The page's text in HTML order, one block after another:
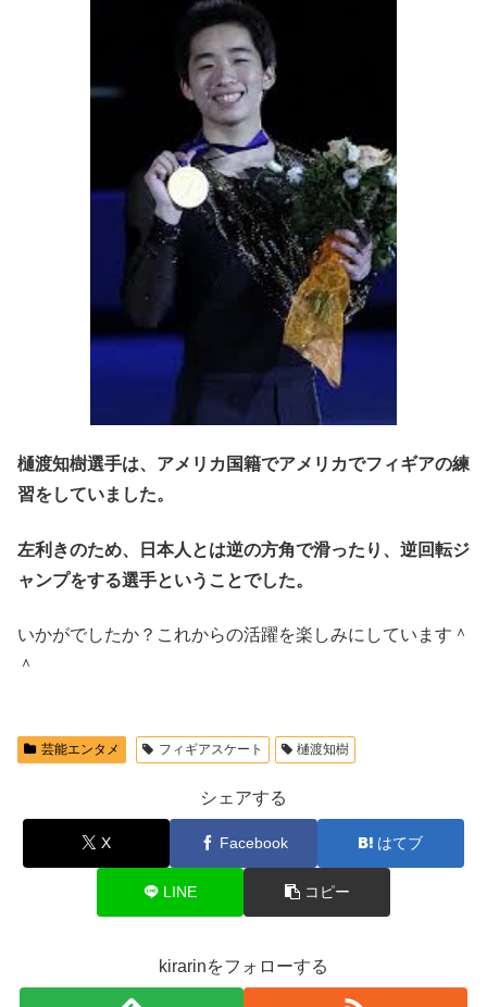
樋渡知樹選手は、アメリカ国籍でアメリカでフィギアの練
習をしていました。
左利きのため、日本人とは逆の方角で滑ったり、逆回転ジ
ャンプをする選手ということでした。
いかがでしたか？これからの活躍を楽しみにしています＾
＾
芸能エンタメ フィギアスケート 樋渡知樹
シェアする
X Facebook はてブ
LINE コピー
kirarinをフォローする